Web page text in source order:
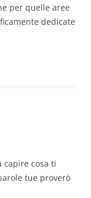
per quelle aree
dedicate
capire cosa ti
tue proverò